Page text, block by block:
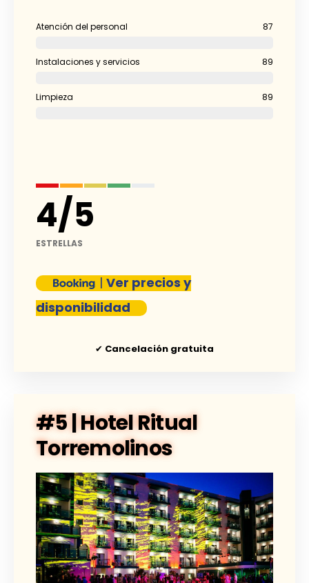
Atención del personal 87
Instalaciones y servicios 89
Limpieza 89
4/5
ESTRELLAS
| Ver precios y
disponibilidad
✔ Cancelación gratuita
#5 | Hotel Ritual
Torremolinos